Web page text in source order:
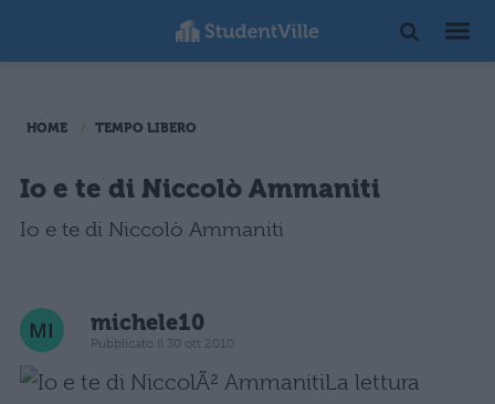
HOME TEMPO LIBERO
Io e te di Niccolò Ammaniti
Io e te di Niccolò Ammaniti
michele10
Pubblicato il 30 ott 2010
La lettura